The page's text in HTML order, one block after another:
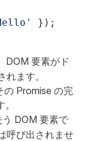
});
DOM 要素がド
ます。
の Promise の完
う DOM 要素で
呼び出されませ